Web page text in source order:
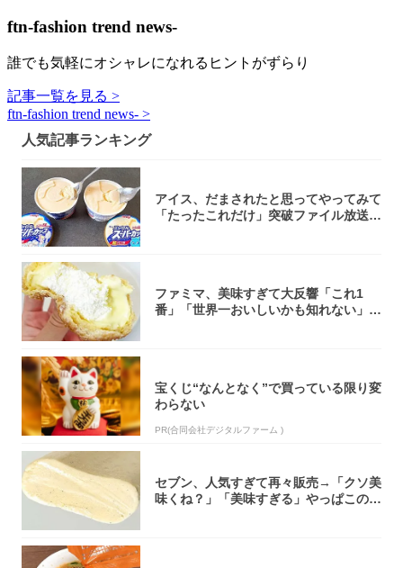
ftn-fashion trend news-
誰でも気軽にオシャレになれるヒントがずらり
記事一覧を見る >
ftn-fashion trend news- >
人気記事ランキング
アイス、だまされたと思ってやってみて
「たったこれだけ」突破ファイル放送で
ファミマ、美味すぎて大反響「これ1
番」「世界一おいしいかも知れない」
宝くじ“なんとなく”で買っている限り変
わらない
PR(合同会社デジタルファーム )
セブン、人気すぎて再々販売→「クソ美
味くね？」「美味すぎる」やっぱこのク